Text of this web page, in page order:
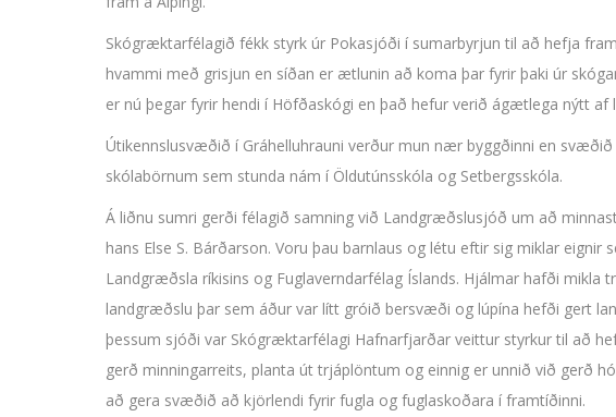
Skógræktarfélagið fékk styrk úr Pokasjóði í sumarbyrjun til að hefja
hvammi með grisjun en síðan er ætlunin að koma þar fyrir þaki úr
er nú þegar fyrir hendi í Höfðaskógi en það hefur verið ágætlega nýtt af
Útikennslusvæðið í Gráhelluhrauni verður mun nær byggðinni en
skólabörnum sem stunda nám í Öldutúnsskóla og Setbergsskóla.
Á liðnu sumri gerði félagið samning við Landgræðslusjóð um að
hans Else S. Bárðarson. Voru þau barnlaus og létu eftir sig miklar
Landgræðsla ríkisins og Fuglaverndarfélag Íslands. Hjálmar hafði
landgræðslu þar sem áður var lítt gróið bersvæði og lúpína hefði gert
þessum sjóði var Skógræktarfélagi Hafnarfjarðar veittur styrkur til að
gerð minningarreits, planta út trjáplöntum og einnig er unnið við gerð
að gera svæðið að kjörlendi fyrir fugla og fuglaskoðara í framtíðinni.